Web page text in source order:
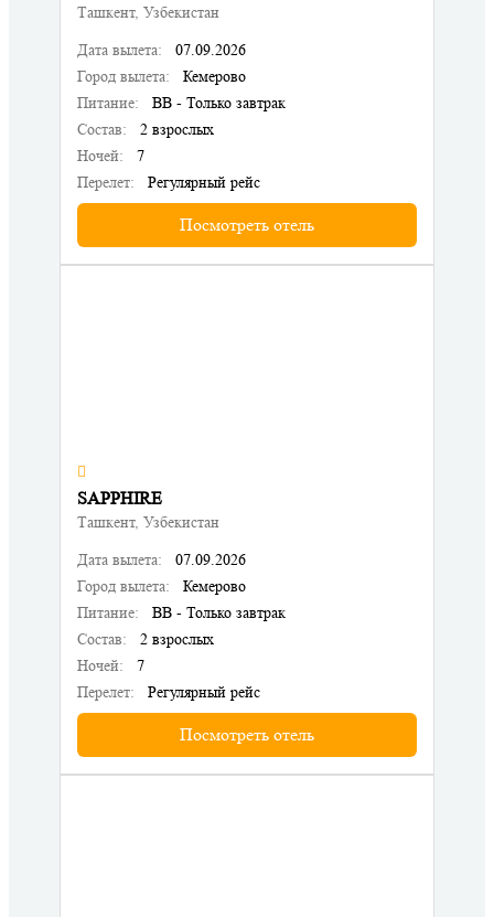
Ташкент, Узбекистан
Дата вылета:
07.09.2026
Город вылета:
Кемерово
Питание:
BB - Только завтрак
Состав:
2 взрослых
Ночей:
7
Перелет:
Регулярный рейс
Посмотреть отель
SAPPHIRE
Ташкент, Узбекистан
Дата вылета:
07.09.2026
Город вылета:
Кемерово
Питание:
BB - Только завтрак
Состав:
2 взрослых
Ночей:
7
Перелет:
Регулярный рейс
Посмотреть отель